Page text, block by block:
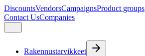
DiscountsVendorsCampaignsProduct groups
Contact UsCompanies
Rakennustarvikkeet